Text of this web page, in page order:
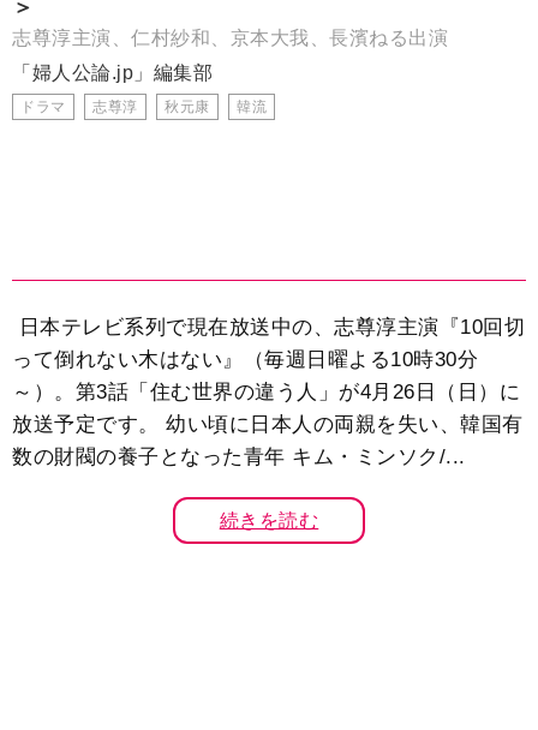
＞
志尊淳主演、仁村紗和、京本大我、長濱ねる出演
「婦人公論.jp」編集部
ドラマ 志尊淳 秋元康 韓流
日本テレビ系列で現在放送中の、志尊淳主演『10回切
って倒れない木はない』（毎週日曜よる10時30分
～）。第3話「住む世界の違う人」が4月26日（日）に
放送予定です。 幼い頃に日本人の両親を失い、韓国有
数の財閥の養子となった青年 キム・ミンソク/...
続きを読む